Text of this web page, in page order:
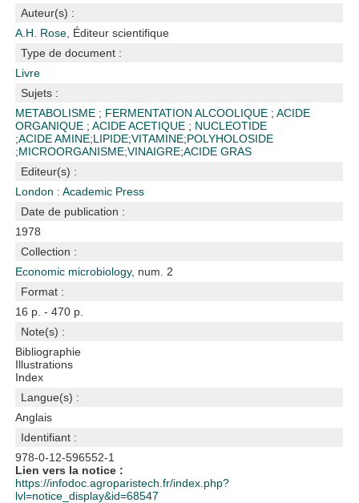
Auteur(s) :
A.H. Rose , Éditeur scientifique
Type de document :
Livre
Sujets :
METABOLISME ; FERMENTATION ALCOOLIQUE ;ACIDE
ORGANIQUE ;ACIDE ACETIQUE ; NUCLEOTIDE
;ACIDE AMINE;LIPIDE;VITAMINE;POLYHOLOSIDE
;MICROORGANISME;VINAIGRE;ACIDE GRAS
Editeur(s) :
London : Academic Press
Date de publication :
1978
Collection :
Economic microbiology, num. 2
Format :
16 p. - 470 p.
Note(s) :
Bibliographie
Illustrations
Index
Langue(s) :
Anglais
Identifiant :
978-0-12-596552-1
Lien vers la notice :
https://infodoc.agroparistech.fr/index.php?
lvl=notice_display&id=68547